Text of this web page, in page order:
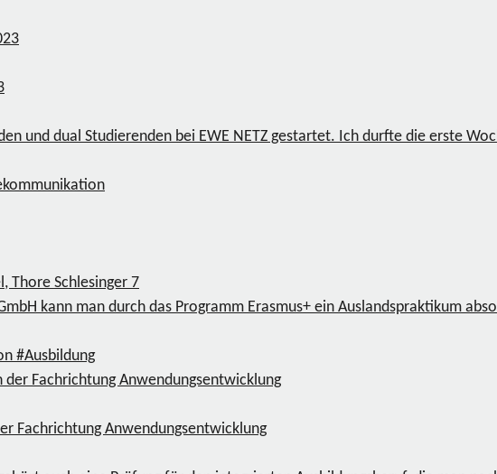
und dual Studierenden bei EWE NETZ gestartet. Ich durfte die erste
Thore Schlesinger 7
kann man durch das Programm Erasmus+ ein Auslandspraktikum
#Ausbildung
Fachrichtung Anwendungsentwicklung